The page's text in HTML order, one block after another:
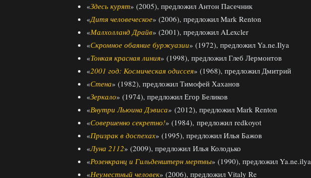
«Здесь курят» (2005), предложил Антон Пасечник
«Дитя человеческое» (2006), предложил Mark Renton
«Малхолланд Драйв» (2001), предложил ALexcler
«Скромное обаяние буржуазии» (1972), предложил Ya.ne.Ilya
«Тонкая красная линия» (1998), предложил Глеб Лермонтов
«2001 год: Космическая одиссея» (1968), предложил Дмитрий
«Стена» (1982), предложил Тимофей Хаханов
«Зеркало» (1974), предложил Егор Беликов
«Внутри Льюина Дэвиса» (2012), предложил Mark Renton
«Совершенно секретно!» (1984), предложил redkoyot
«Призрак в доспехах» (1995), предложил Илья Бажов
«Луна 2112» (2009), предложил Илья Колодько
«Розенкранц и Гильденштерн мертвы» (1990), предложил Ya.ne.ilya
«Неуместный человек» (2006), предложил Vitaly Re